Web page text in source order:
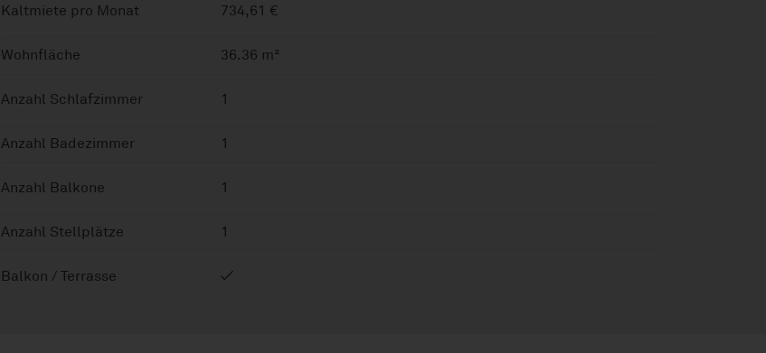
Kaltmiete pro Monat 734,61 €
Wohnfläche 36.36 m²
Anzahl Schlafzimmer 1
Anzahl Badezimmer 1
Anzahl Balkone 1
Anzahl Stellplätze 1
Balkon / Terrasse